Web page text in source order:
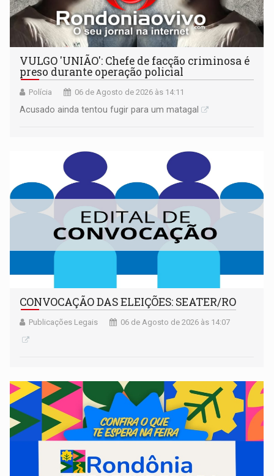
VULGO 'UNIÃO': Chefe de facção criminosa é
preso durante operação policial
Polícia 06 de Agosto de 2026 às 14:11
Acusado ainda tentou fugir para um matagal
CONVOCAÇÃO DAS ELEIÇÕES: SEATER/RO
Publicações Legais 06 de Agosto de 2026 às 14:07